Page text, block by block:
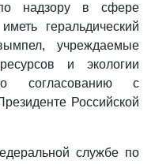
надзору в сфере
геральдический
учреждаемые
и экологии
согласованию с
Российской
службе по